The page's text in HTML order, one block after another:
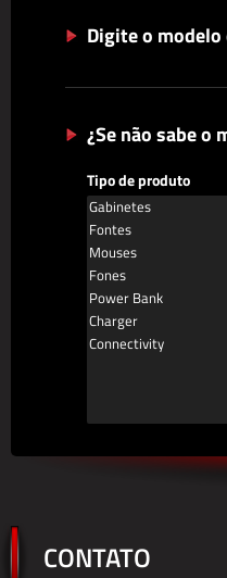
Digite o
¿Se não sabe o
Tipo de produto
CONTATO